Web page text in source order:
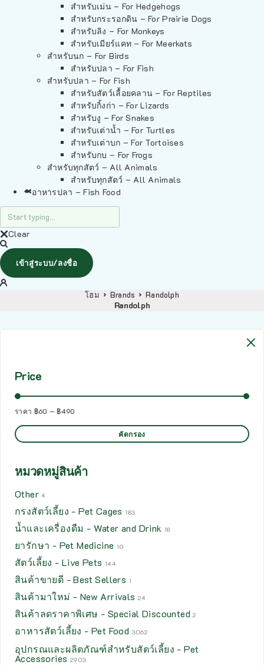
สำหรับเม่น – For Hedgehogs
สำหรับกระรอกดิน – For Prairie Dogs
สำหรับลิง – For Monkeys
สำหรับเมียร์แคท – For Meerkats
สำหรับนก – For Birds
สำหรับปลา – For Fish
สำหรับปลา – For Fish
สำหรับสัตว์เลื้อยคลาน – For Reptiles
สำหรับกิ้งก่า – For Lizards
สำหรับงู – For Snakes
สำหรับเต่าน้ำ – For Turtles
สำหรับเต่าบก – For Tortoises
สำหรับกบ – For Frogs
สำหรับทุกสัตว์ – All Animals
สำหรับทุกสัตว์ – All Animals
อาหารปลา – Fish Food
Clear
เข้าสู่ระบบ/ลงชื่อ
โฮม Brands Randolph
Randolph
Price
คัดกรอง
ราคา ฿60 — ฿490
หมวดหมู่สินค้า
Other 4
กรงสัตว์เลี้ยง - Pet Cages 183
น้ำและเครื่องดืม - Water and Drink 18
ยารักษา - Pet Medicine 10
สัตว์เลี้ยง - Live Pets 144
สินค้าขายดี - Best Sellers 1
สินค้ามาใหม่ - New Arrivals 24
สินค้าลดราคาพิเศษ - Special Discounted 2
อาหารสัตว์เลี้ยง - Pet Food 3062
อุปกรณและผลิตภัณฑ์สำหรับสัตว์เลี้ยง - Pet
Accessories 2903